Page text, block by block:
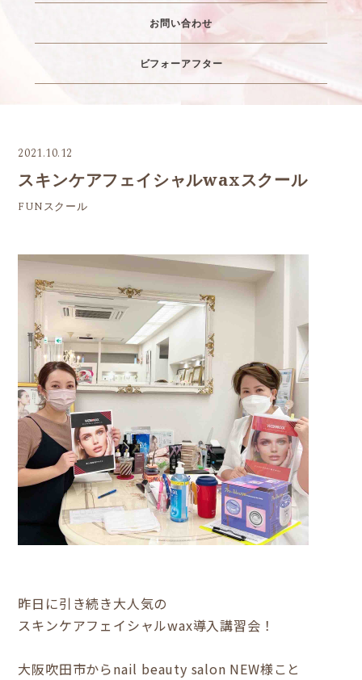
お問い合わせ
ビフォーアフター
2021.10.12
スキンケアフェイシャルwaxスクール
FUNスクール
昨日に引き続き大人気の
スキンケアフェイシャルwax導入講習会！
大阪吹田市からnail beauty salon NEW様こと